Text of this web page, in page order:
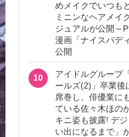
めメイクでいつも
ミニンなヘアメイ
ジュアルが公開～
漫画「ナイスバデ
公開
10
アイドルグループ
ールズ(2)」卒業後
席巻し、俳優業に
ている佐々木ほの
キニ姿も披露! デ
い出になるまで」